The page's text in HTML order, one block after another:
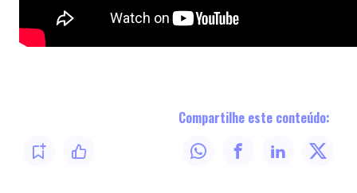
Compartilhe este conteúdo: